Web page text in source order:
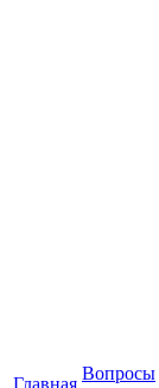
Главная
Вопросы